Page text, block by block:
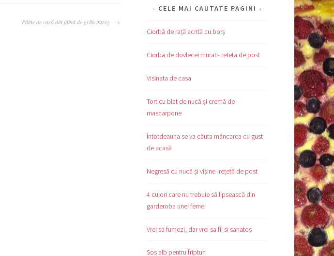
Pâine de casă din făină de grâu întreg
CELE MAI CAUTATE PAGINI
Ciorbă de rață acrită cu borș
Ciorba de dovlecei murati- reteta de post
Visinata de casa
Tort cu blat de nucă și cremă de
mascarpone
Întotdeauna se va căuta mâncarea cu gust
de acasă
Negresă cu nucă și vișine -rețetă de post
4 culori care nu trebuie să lipsească din
garderoba unei femei
Vrei sa fumezi, dar vrei sa fii si sanatos
Sos alb pentru fripturi